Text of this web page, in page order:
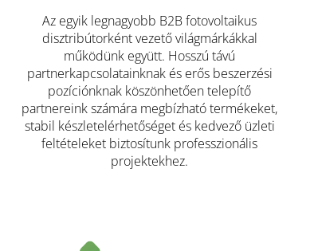
Az egyik legnagyobb B2B fotovoltaikus
disztribútorként vezető világmárkákkal
működünk együtt. Hosszú távú
partnerkapcsolatainknak és erős beszerzési
pozíciónknak köszönhetően telepítő
partnereink számára megbízható termékeket,
stabil készletelérhetőséget és kedvező üzleti
feltételeket biztosítunk professzionális
projektekhez.